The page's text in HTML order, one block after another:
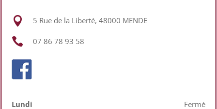
 5 Rue de la Liberté, 48000 MENDE
 07 86 78 93 58
Lundi
Fermé